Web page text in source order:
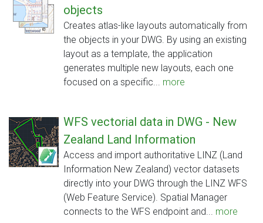
objects
Creates atlas-like layouts automatically from
the objects in your DWG. By using an existing
layout as a template, the application
generates multiple new layouts, each one
focused on a specific... more
WFS vectorial data in DWG - New
Zealand Land Information
Access and import authoritative LINZ (Land
Information New Zealand) vector datasets
directly into your DWG through the LINZ WFS
(Web Feature Service). Spatial Manager
connects to the WFS endpoint and... more